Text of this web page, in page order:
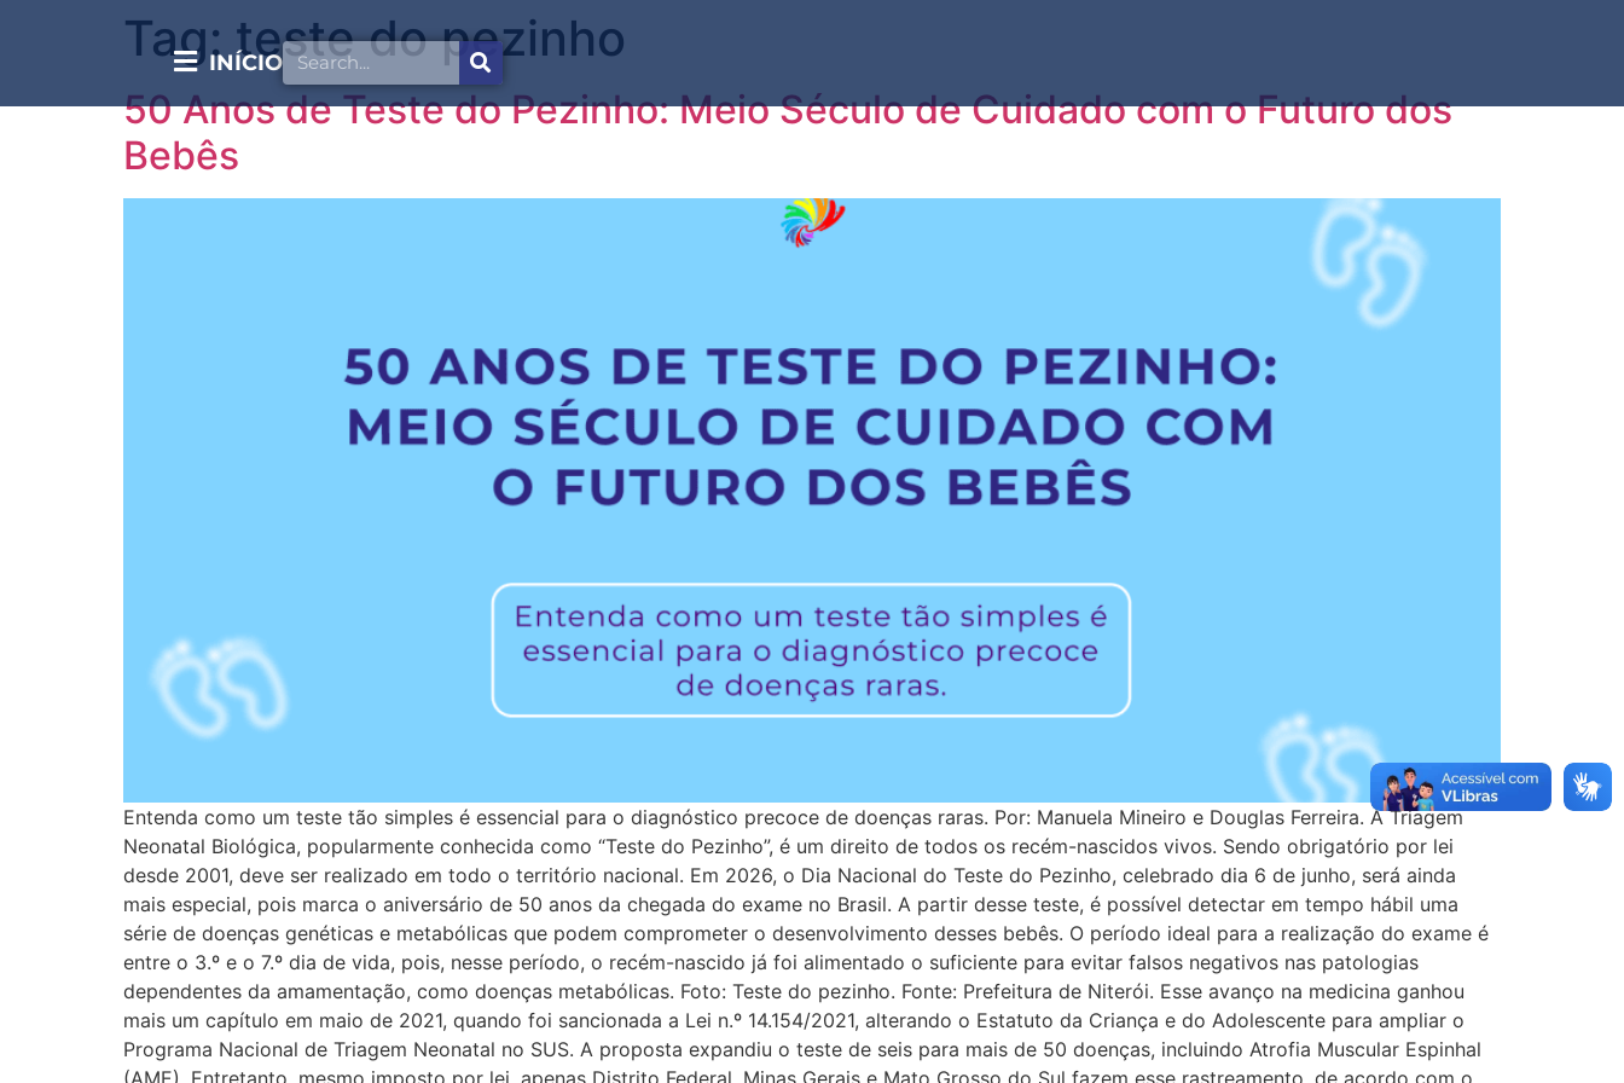
INÍCIO
Tag:teste do pezinho
50 Anos de Teste do Pezinho: Meio Século de Cuidado com o Futuro dos
Bebês
Entenda como um teste tão simples é essencial para o diagnóstico precoce de doenças raras. Por: Manuela Mineiro e Douglas Ferreira. A Triagem
Neonatal Biológica, popularmente conhecida como “Teste do Pezinho”, é um direito de todos os recém-nascidos vivos. Sendo obrigatório por lei
desde 2001, deve ser realizado em todo o território nacional. Em 2026, o Dia Nacional do Teste do Pezinho, celebrado dia 6 de junho, será ainda
mais especial, pois marca o aniversário de 50 anos da chegada do exame no Brasil. A partir desse teste, é possível detectar em tempo hábil uma
série de doenças genéticas e metabólicas que podem comprometer o desenvolvimento desses bebês. O período ideal para a realização do exame é
entre o 3.º e o 7.º dia de vida, pois, nesse período, o recém-nascido já foi alimentado o suficiente para evitar falsos negativos nas patologias
dependentes da amamentação, como doenças metabólicas. Foto: Teste do pezinho. Fonte: Prefeitura de Niterói. Esse avanço na medicina ganhou
mais um capítulo em maio de 2021, quando foi sancionada a Lei n.º 14.154/2021, alterando o Estatuto da Criança e do Adolescente para ampliar o
Programa Nacional de Triagem Neonatal no SUS. A proposta expandiu o teste de seis para mais de 50 doenças, incluindo Atrofia Muscular Espinhal
(AME). Entretanto, mesmo imposto por lei, apenas Distrito Federal, Minas Gerais e Mato Grosso do Sul fazem esse rastreamento, de acordo com o